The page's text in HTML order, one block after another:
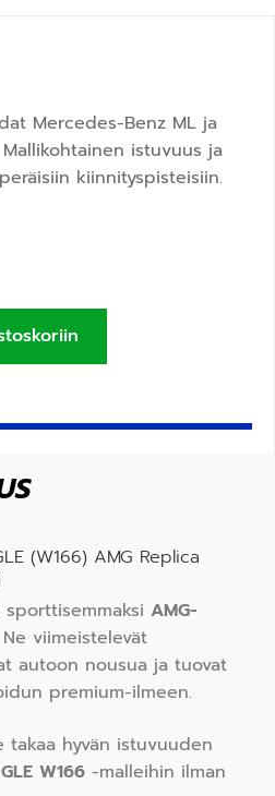
Mercedes-Benz ML ja
istuvuus ja
kiinnityspisteisiin.
(W166) AMG Replica
AMG-
Ne viimeistelevät
autoon nousua ja tuovat
premium-ilmeen.
takaa hyvän istuvuuden
W166 -malleihin ilman